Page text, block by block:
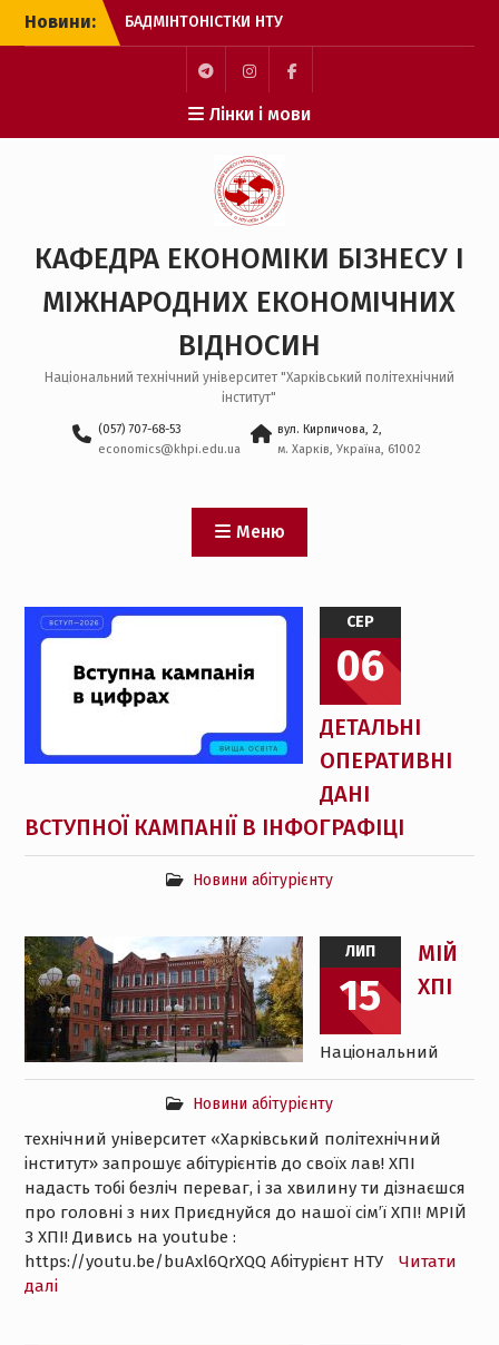
Перейти
Новини:
БАДМІНТОНІСТКИ НТУ
“ХПІ” – БРОНЗОВІ
ПРИЗЕРКИ ЧЕМПІОНАТУ
З МІЖНАРОДНИМ ДНЕМ
СТУДЕНТА!
ОНЛАЙН-ЗУСТРІЧ ДЛЯ
ВСТУПНИКІВ ДО
МАГІСТРАТУРИ
ЗАХІД ДЛЯ ЗДОБУВАЧІВ
ВИЩОЇ ОСВІТИ
БАКАЛАВРСЬКОГО РІВНЯ
НА КАФЕДРІ ЕБ І МЕВ
Пункт
меню
Пункт
меню
Пункт
меню
Лінки і мови
КАФЕДРА ЕКОНОМІКИ БІЗНЕСУ І
МІЖНАРОДНИХ ЕКОНОМІЧНИХ
ВІДНОСИН
Національний технічний університет "Харківський політехнічний
інститут"
(057) 707-68-53
economics@khpi.edu.ua
вул. Кирпичова, 2,
м. Харків, Україна, 61002
Меню
Новини СЕР
06
ДЕТАЛЬНІ
ОПЕРАТИВНІ
ДАНІ
ВСТУПНОЇ КАМПАНІЇ В ІНФОГРАФІЦІ
Новини абітурієнту
ЛИП
15
МІЙ
ХПІ
Новини абітурієнту
Національний
технічний університет «Харківський політехнічний
інститут» запрошує абітурієнтів до своїх лав! ХПІ
надасть тобі безліч переваг, і за хвилину ти дізнаєшся
про головні з них Приєднуйся до нашої сімʼї ХПІ! МРІЙ
З ХПІ! Дивись на youtube :
https://youtu.be/buAxl6QrXQQ Абітурієнт НТУ
Читати
далі